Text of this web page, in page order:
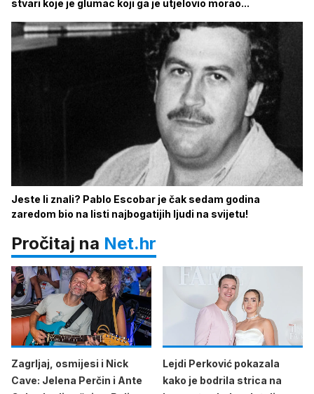
stvari koje je glumac koji ga je utjelovio morao...
Jeste li znali? Pablo Escobar je čak sedam godina
zaredom bio na listi najbogatijih ljudi na svijetu!
Pročitaj na Net.hr
Zagrljaj, osmijesi i Nick
Cave: Jelena Perčin i Ante
Lejdi Perković pokazala
kako je bodrila strica na